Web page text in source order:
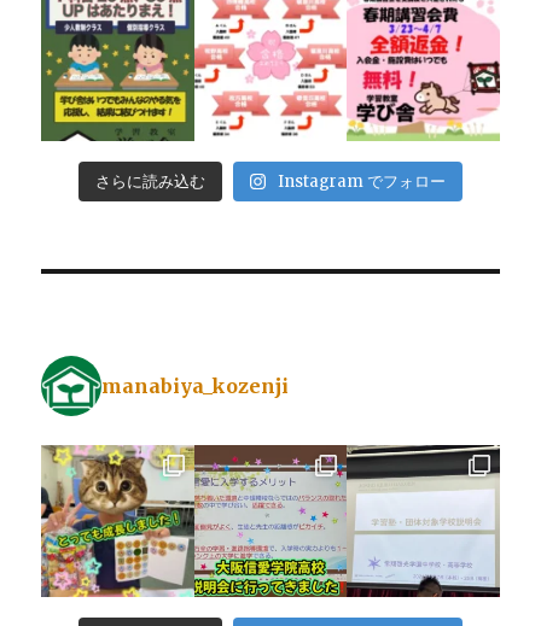
さらに読み込む Instagram でフォロー
manabiya_kozenji